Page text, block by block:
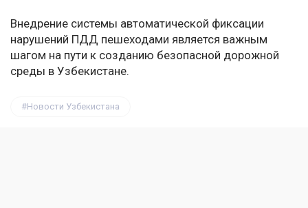
Внедрение системы автоматической фиксации
нарушений ПДД пешеходами является важным
шагом на пути к созданию безопасной дорожной
среды в Узбекистане.
Новости Узбекистана